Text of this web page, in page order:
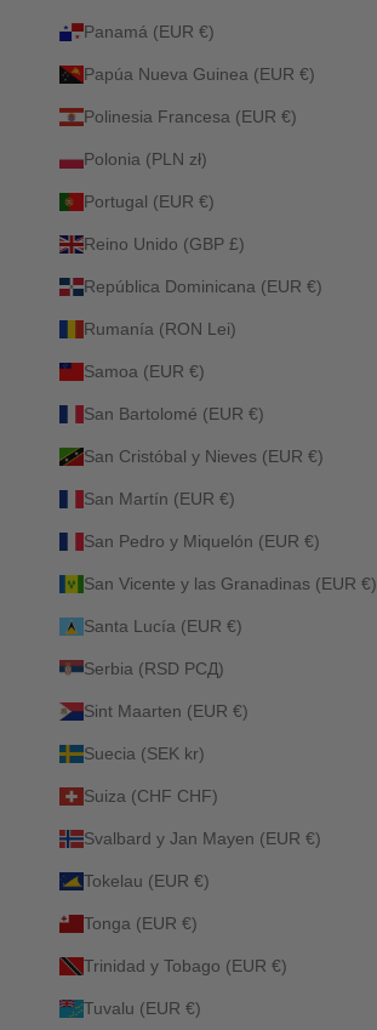
Panamá (EUR €)
Papúa Nueva Guinea (EUR €)
Polinesia Francesa (EUR €)
Polonia (PLN zł)
Portugal (EUR €)
Reino Unido (GBP £)
República Dominicana (EUR €)
Rumanía (RON Lei)
Samoa (EUR €)
San Bartolomé (EUR €)
San Cristóbal y Nieves (EUR €)
San Martín (EUR €)
San Pedro y Miquelón (EUR €)
San Vicente y las Granadinas (EUR €)
Santa Lucía (EUR €)
Serbia (RSD РСД)
Sint Maarten (EUR €)
Suecia (SEK kr)
Suiza (CHF CHF)
Svalbard y Jan Mayen (EUR €)
Tokelau (EUR €)
Tonga (EUR €)
Trinidad y Tobago (EUR €)
Tuvalu (EUR €)